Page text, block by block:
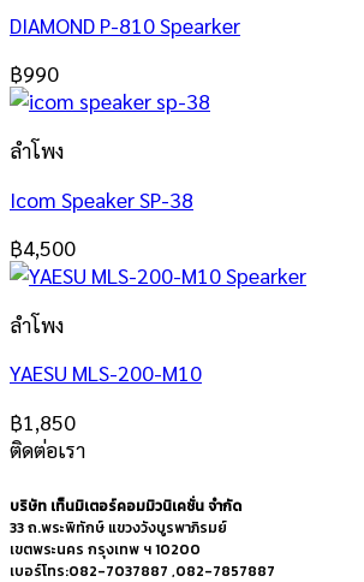
DIAMOND P-810 Spearker
฿990
ลำโพง
Icom Speaker SP-38
฿4,500
ลำโพง
YAESU MLS-200-M10
฿1,850
ติดต่อเรา
บริษัท เท็นมิเตอร์คอมมิวนิเคชั่น จำกัด
33 ถ.พระพิทักษ์ แขวงวังบูรพาภิรมย์
เขตพระนคร กรุงเทพ ฯ 10200
เบอร์โทร:082-7037887 ,082-7857887